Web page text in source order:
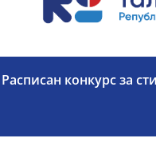
Расписан конкурс за